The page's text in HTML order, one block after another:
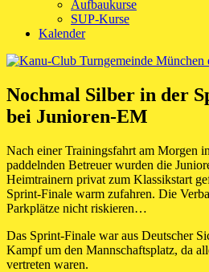
Aufbaukurse
SUP-Kurse
Kalender
Nochmal Silber in der
bei Junioren-EM
Nach einer Trainingsfahrt am Morgen
paddelnden Betreuer wurden die
Heimtrainern privat zum Klassikstart
Sprint-Finale warm zufahren. Die
Parkplätze nicht riskieren…
Das Sprint-Finale war aus Deutscher
Kampf um den Mannschaftsplatz, da
vertreten waren.